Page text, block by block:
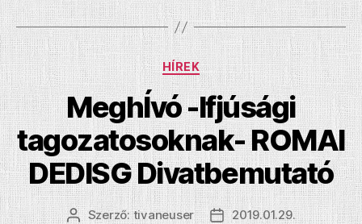
Kategóriák
HÍREK
MeghÍvó -Ifjúsági
tagozatosoknak- ROMAI
DEDISG Divatbemutató
Bejegyzés
Szerző:tivaneuser
Bejegyzés
2019.01.29.